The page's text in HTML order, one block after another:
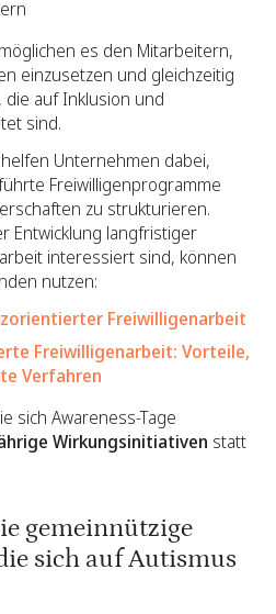
es den Mitarbeitern,
einzusetzen und gleichzeitig
auf Inklusion und
sind.
Unternehmen dabei,
Freiwilligenprogramme
zu strukturieren.
Entwicklung langfristiger
interessiert sind, können
nutzen:
Freiwilligenarbeit
Freiwilligenarbeit: Vorteile,
Verfahren
sich Awareness-Tage
Wirkungsinitiativen statt
gemeinnützige
sich auf Autismus